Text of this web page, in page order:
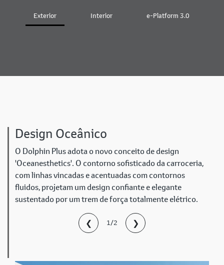
Exterior Interior e-Platform 3.0
Design Oceânico
O Dolphin Plus adota o novo conceito de design
'Oceanesthetics'. O contorno sofisticado da carroceria,
com linhas vincadas e acentuadas com contornos
fluidos, projetam um design confiante e elegante
sustentado por um trem de força totalmente elétrico.
❮ 1/2 ❯